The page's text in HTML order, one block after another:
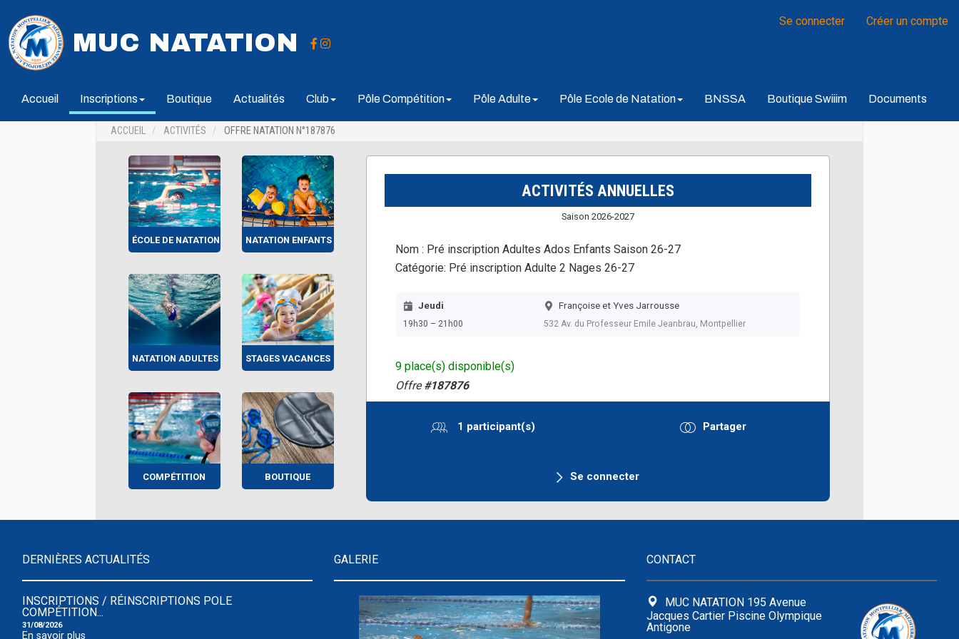
MUC NATATION
Se connecter Créer un compte
Accueil Inscriptions Boutique Actualités Club Pôle Compétition Pôle Adulte Pôle Ecole de Natation BNSSA Boutique Swiiim Documents
ACCUEIL ACTIVITÉS OFFRE NATATION N°187876
ÉCOLE DE NATATION NATATION ENFANTS
NATATION ADULTES STAGES VACANCES
COMPÉTITION BOUTIQUE
ACTIVITÉS ANNUELLES
Saison 2026-2027
Nom : Pré inscription Adultes Ados Enfants Saison 26-27
Catégorie: Pré inscription Adulte 2 Nages 26-27
Jeudi
19h30 – 21h00
Françoise et Yves Jarrousse
532 Av. du Professeur Emile Jeanbrau, Montpellier
9 place(s) disponible(s)
Offre#187876
1 participant(s) Partager
Se connecter
DERNIÈRES ACTUALITÉS
INSCRIPTIONS / RÉINSCRIPTIONS POLE
COMPÉTITION...
31/08/2026
En savoir plus
GALERIE CONTACT
MUC NATATION 195 Avenue
Jacques Cartier Piscine Olympique
Antigone